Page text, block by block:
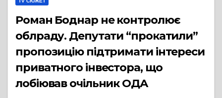
Роман Боднар не контролює
облраду. Депутати “прокатили”
пропозицію підтримати інтереси
приватного інвестора, що
лобіював очільник ОДА